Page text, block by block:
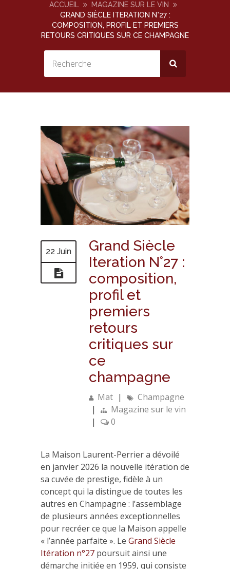
ACCUEIL
MAGAZINE SUR LE VIN
GRAND SIÈCLE ITERATION N°27 :
COMPOSITION, PROFIL ET PREMIERS
RETOURS CRITIQUES SUR CE CHAMPAGNE
22 Juin
Grand Siècle
Iteration N°27 :
composition,
profil et
premiers
retours
critiques sur
ce
champagne
Mat |
Champagne
|
Magazine sur le vin
|
0
La Maison Laurent-Perrier a dévoilé
en janvier 2026 la nouvelle itération de
sa cuvée de prestige, fidèle à un
concept qui la distingue de toutes les
autres en Champagne : l’assemblage
de plusieurs années exceptionnelles
pour recréer ce que la Maison appelle
« l’année parfaite ». Le Grand Siècle
Itération n°27 poursuit ainsi une
démarche initiée en 1959, qui consiste